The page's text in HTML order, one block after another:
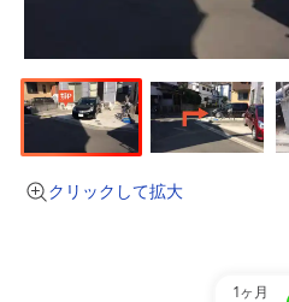
クリックして拡大
1ヶ月